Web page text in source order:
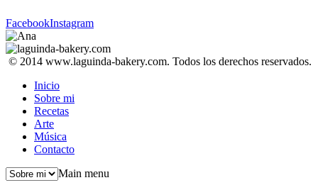
FacebookInstagram
© 2014 www.laguinda-bakery.com. Todos los derechos reservados.
Inicio
Sobre mi
Recetas
Arte
Música
Contacto
Main menu